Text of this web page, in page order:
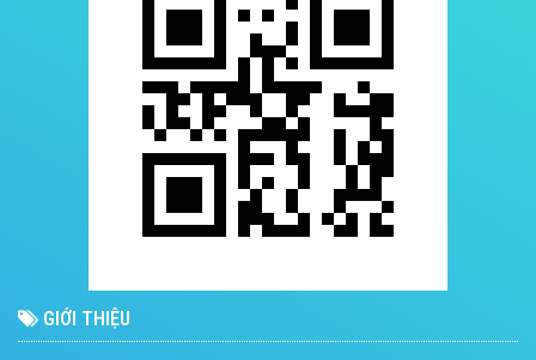
GIỚI THIỆU